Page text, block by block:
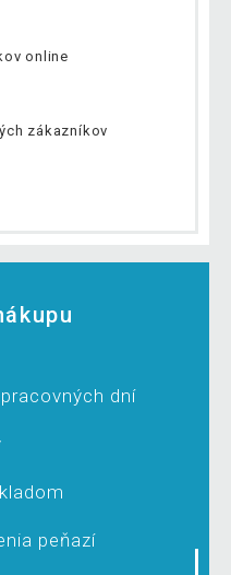
online
zákazníkov
dní
peňazí